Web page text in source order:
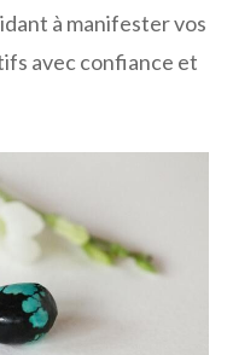
à manifester vos
avec confiance et